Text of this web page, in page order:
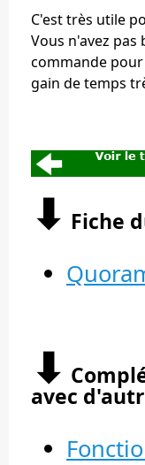
C'est très utile
Vous n'avez
commande
gain de temps
⬇︎ Fiche
⬇︎
avec